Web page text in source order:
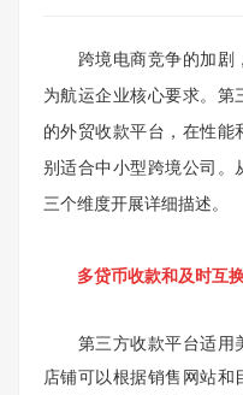
跨境电商竞争的加剧
为航运企业核心要求。 第
的外贸收款平台，在性能
别适合中小型跨境公司。
三个维度开展详细描述。
多贷币收款和及时互
第三方收款平台适用
店铺可以根据销售网站